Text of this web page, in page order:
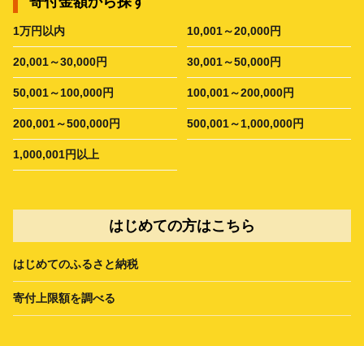
1万円以内 10,001～20,000円
20,001～30,000円 30,001～50,000円
50,001～100,000円 100,001～200,000円
200,001～500,000円 500,001～1,000,000円
1,000,001円以上
はじめての方はこちら
はじめてのふるさと納税
寄付上限額を調べる